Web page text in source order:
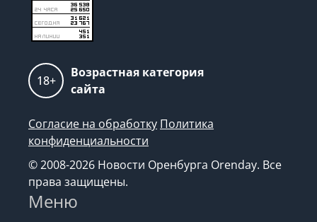
18+
Возрастная категория
сайта
Согласие на обработку Политика
конфиденциальности
© 2008-2026 Новости Оренбурга Orenday. Все
права защищены.
Меню